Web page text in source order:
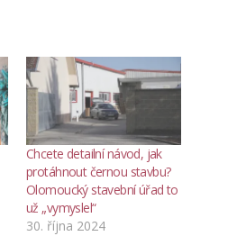
Chcete detailní návod, jak
protáhnout černou stavbu?
Olomoucký stavební úřad to
už „vymyslel“
30. října 2024